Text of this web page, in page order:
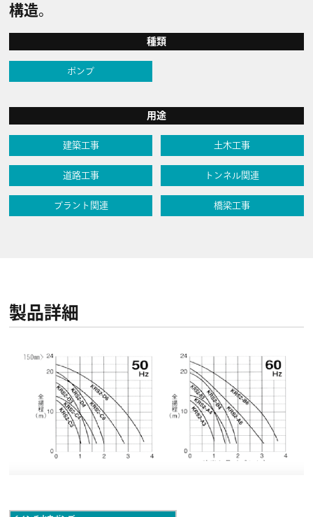
構造。
種類
ポンプ
用途
建築工事 土木工事
道路工事 トンネル関連
プラント関連 橋梁工事
製品詳細